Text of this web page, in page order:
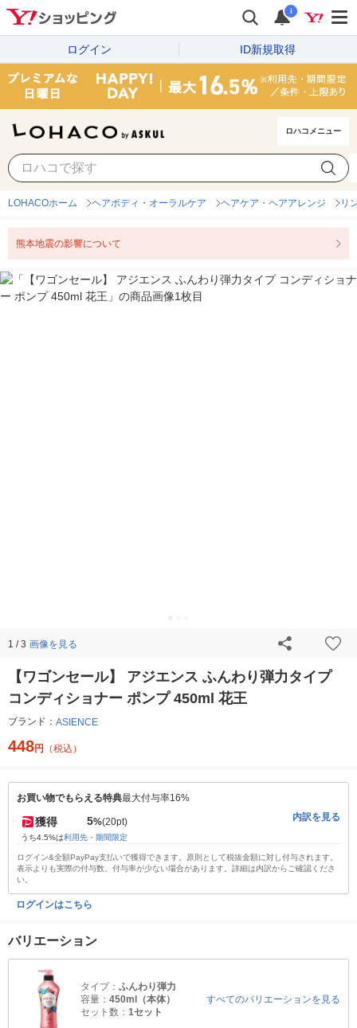
i
ログイン ID新規取得
ロハコメニュー
LOHACOホーム ヘアボディ・オーラルケア ヘアケア・ヘアアレンジ リ
熊本地震の影響について
1 / 3 画像を見る
【ワゴンセール】 アジエンス ふんわり弾力タイプ
コンディショナー ポンプ 450ml 花王
ブランド： ASIENCE
448円 （税込）
お買い物でもらえる特典最大付与率16%
獲得 5%(20pt)
うち4.5%は利用先・期間限定
内訳を見る
ログイン&全額PayPay支払いで獲得できます。原則として税抜金額に対し付与されます。
表示よりも実際の付与数、付与率が少ない場合があります。詳細は内訳からご確認くださ
い。
ログインはこちら
バリエーション
タイプ： ふんわり弾力
容量： 450ml（本体）
セット数： 1セット
すべてのバリエーションを見る